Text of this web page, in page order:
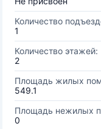
Количество
1
Количество этажей:
2
Площадь жилых
549.1
Площадь нежилых
0